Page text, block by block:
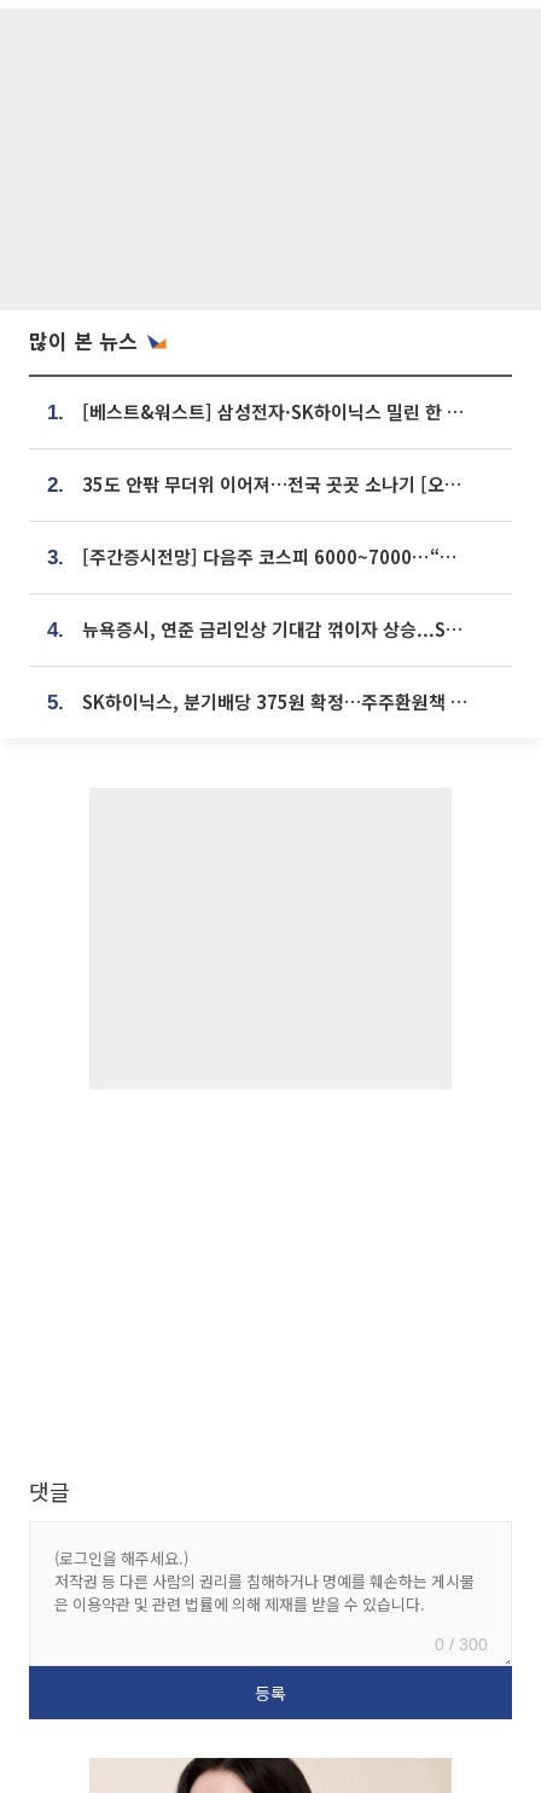
많이 본 뉴스
1. [베스트&워스트] 삼성전자·SK하이닉스 밀린 한 주…상상인증권은 85% 급등
2. 35도 안팎 무더위 이어져…전국 곳곳 소나기 [오늘 날씨]
3. [주간증시전망] 다음주 코스피 6000~7000⋯“外人 수급은 정책이 변수”
4. 뉴욕증시, 연준 금리인상 기대감 꺾이자 상승...S&P500 사상 최고치 [종합]
5. SK하이닉스, 분기배당 375원 확정…주주환원책 9월로 앞당겨 발표
댓글
0 / 300